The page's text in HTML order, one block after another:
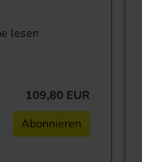
lesen
109,80 EUR
Abonnieren